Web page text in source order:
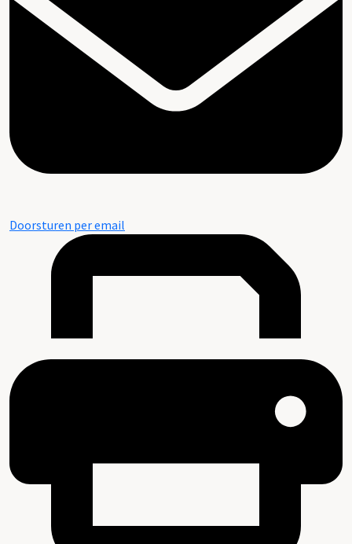
Doorsturen per email